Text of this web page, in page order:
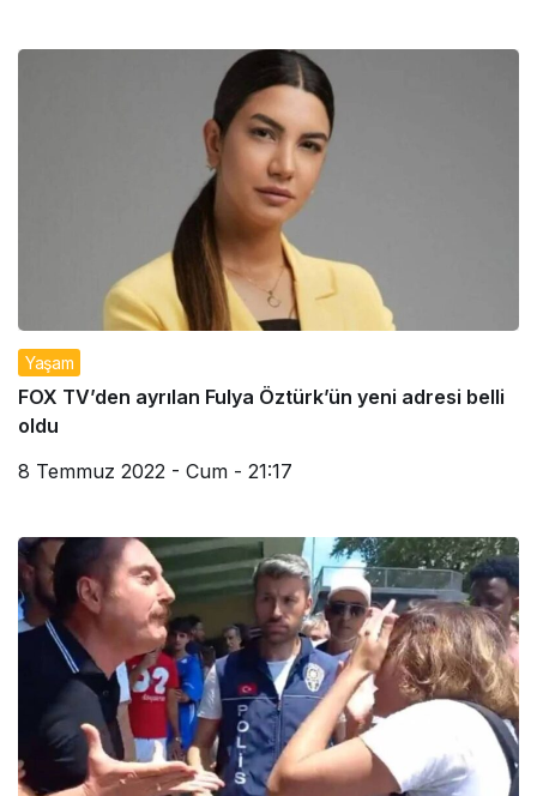
Yaşam
FOX TV’den ayrılan Fulya Öztürk’ün yeni adresi belli
oldu
8 Temmuz 2022 - Cum - 21:17